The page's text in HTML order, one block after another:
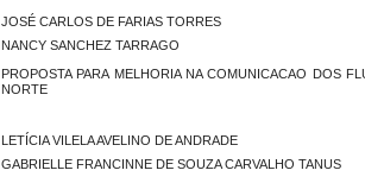
JOSÉ CARLOS DE FARIAS TORRES
NANCY SANCHEZ TARRAGO
PROPOSTA PARA MELHORIA NA COMUNICACAO DOS
NORTE
LETÍCIA VILELA AVELINO DE ANDRADE
GABRIELLE FRANCINNE DE SOUZA CARVALHO TANUS